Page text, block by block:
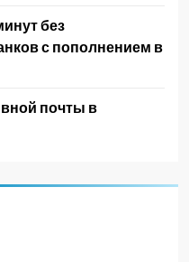
без
с пополнением в
почты в